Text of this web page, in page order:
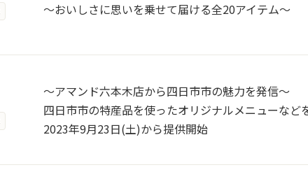
～おいしさに思いを乗せて届ける全20アイテム～
～アマンド六本木店から四日市市の魅力を発信～
四日市市の特産品を使ったオリジナルメニューなど
2023年9月23日(土)から提供開始